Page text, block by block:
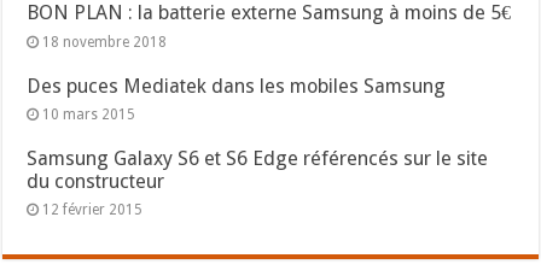
BON PLAN : la batterie externe Samsung à moins de 5€
18 novembre 2018
Des puces Mediatek dans les mobiles Samsung
10 mars 2015
Samsung Galaxy S6 et S6 Edge référencés sur le site
du constructeur
12 février 2015